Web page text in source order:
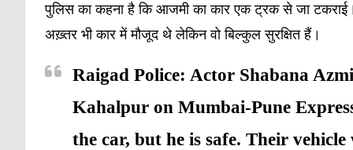
पुलिस का कहना है कि आजमी का कार एक ट्रक से जा
अख़्तर भी कार में मौजूद थे लेकिन वो बिल्कुल सुरक्षित हैं।
Raigad Police: Actor Shabana
Kahalpur on Mumbai-Pune
the car, but he is safe. Their